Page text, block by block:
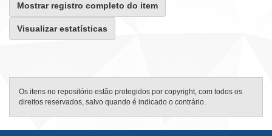
Mostrar registro completo do item
Visualizar estatísticas
Os itens no repositório estão protegidos por copyright, com todos os
direitos reservados, salvo quando é indicado o contrário.